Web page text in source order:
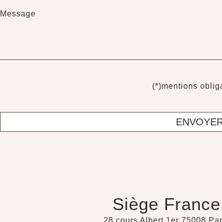
Message
(*)mentions
Siège France
28 cours Albert 1er 75008